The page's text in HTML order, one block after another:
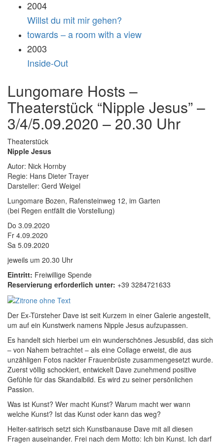
2004
Willst du mit mir gehen?
towards – a room with a view
2003
Inside-Out
Lungomare Hosts –
Theaterstück “Nipple Jesus” –
3/4/5.09.2020 – 20.30 Uhr
Theaterstück
Nipple Jesus
Autor: Nick Hornby
Regie: Hans Dieter Trayer
Darsteller: Gerd Weigel
Lungomare Bozen, Rafensteinweg 12, im Garten
(bei Regen entfällt die Vorstellung)
Do 3.09.2020
Fr 4.09.2020
Sa 5.09.2020
jeweils um 20.30 Uhr
Eintritt: Freiwillige Spende
Reservierung erforderlich unter: +39 3284721633
Der Ex-Türsteher Dave ist seit Kurzem in einer Galerie angestellt,
um auf ein Kunstwerk namens Nipple Jesus aufzupassen.
Es handelt sich hierbei um ein wunderschönes Jesusbild, das sich
– von Nahem betrachtet – als eine Collage erweist, die aus
unzähligen Fotos nackter Frauenbrüste zusammengesetzt wurde.
Zuerst völlig schockiert, entwickelt Dave zunehmend positive
Gefühle für das Skandalbild. Es wird zu seiner persönlichen
Passion.
Was ist Kunst? Wer macht Kunst? Warum macht wer wann
welche Kunst? Ist das Kunst oder kann das weg?
Heiter-satirisch setzt sich Kunstbanause Dave mit all diesen
Fragen auseinander. Frei nach dem Motto: Ich bin Kunst. Ich darf